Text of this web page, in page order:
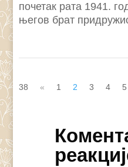
почетак рата 1941.
његов брат
38
« 1 2 3 4 5